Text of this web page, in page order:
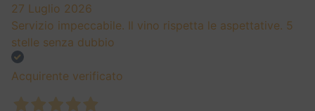
27 Luglio 2026
Servizio impeccabile. Il vino rispetta le aspettative. 5
stelle senza dubbio
Acquirente verificato